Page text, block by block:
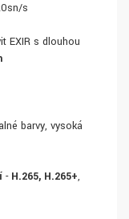
s
EXIR s dlouhou
barvy, vysoká
- H.265, H.265+,